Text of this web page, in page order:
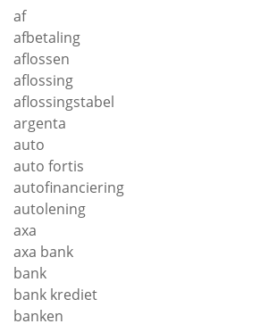
af
afbetaling
aflossen
aflossing
aflossingstabel
argenta
auto
auto fortis
autofinanciering
autolening
axa
axa bank
bank
bank krediet
banken